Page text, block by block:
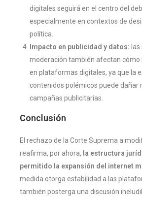
digitales seguirá en el centro del
especialmente en contextos de
política.
Impacto en publicidad y datos: las
moderación también afectan cómo
en plataformas digitales, ya que la
contenidos polémicos puede dañar
campañas publicitarias.
Conclusión
El rechazo de la Corte Suprema a
reafirma, por ahora, la estructura
permitido la expansión del internet
medida otorga estabilidad a las
también posterga una discusión